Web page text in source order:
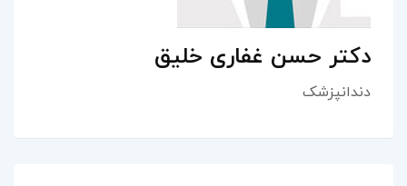
دکتر حسن غفاری خلیق
دندانپزشک